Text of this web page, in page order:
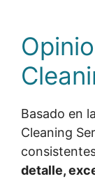
Basado en
Cleaning
detalle,